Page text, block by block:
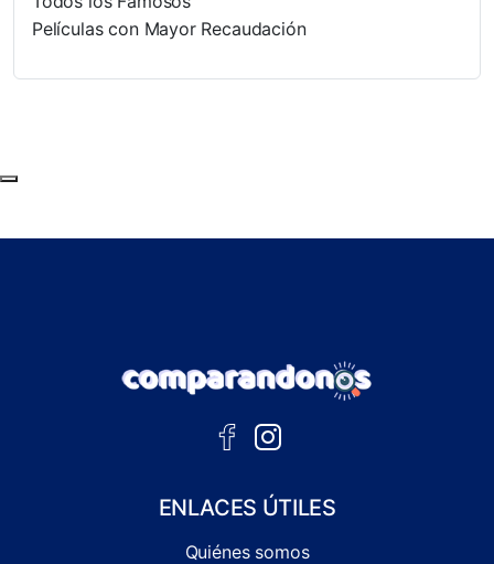
Películas con Mayor Recaudación
ENLACES ÚTILES
Quiénes somos